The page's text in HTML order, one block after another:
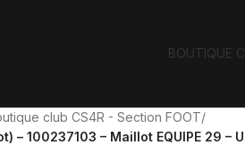
BOUTIQUE
club CS4R - Section FOOT/
– 100237103 – Maillot EQUIPE 29 –